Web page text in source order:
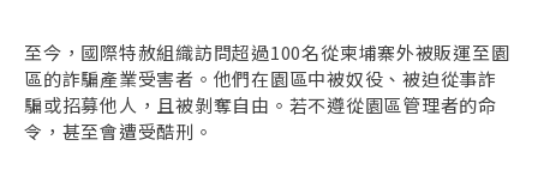
至今，國際特赦組織訪問超過100名從柬埔寨外被販運至園
區的詐騙產業受害者。他們在園區中被奴役、被迫從事詐
騙或招募他人，且被剝奪自由。若不遵從園區管理者的命
令，甚至會遭受酷刑。